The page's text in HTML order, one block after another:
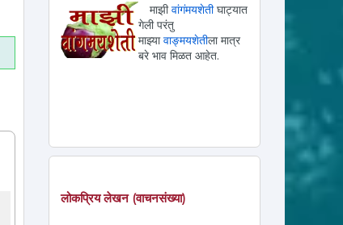
माझीवांगंमयशेतीघाट्यात
गेली परंतु
माझ्यावाङ्मयशेतीला मात्र
बरे भाव मिळत आहेत.
लोकप्रिय लेखन (वाचनसंख्या)